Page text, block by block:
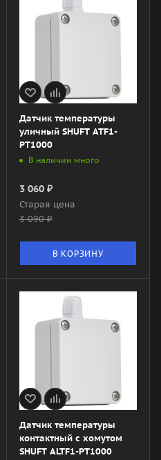
Датчик температуры
уличный SHUFT ATF1-
PT1000
В наличии много
3 060₽
Старая цена
3 090₽
В КОРЗИНУ
Датчик температуры
контактный с хомутом
SHUFT ALTF1-PT1000